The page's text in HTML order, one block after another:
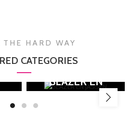
THE HARD WAY
CATEGORIES
BLAZER EN